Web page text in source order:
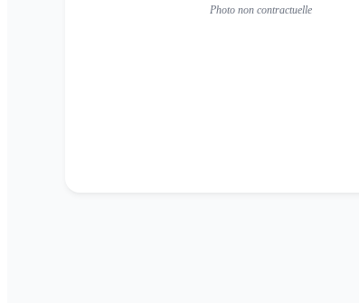
Photo non contractuelle